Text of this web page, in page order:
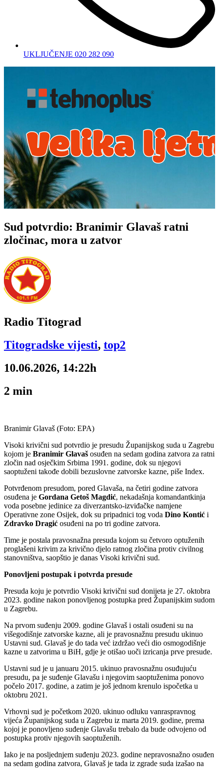
UKLJUČENJE 020 282 090
Sud potvrdio: Branimir Glavaš ratni
zločinac, mora u zatvor
Radio Titograd
Titogradske vijesti, top2
10.06.2026, 14:22h
2 min
Branimir Glavaš (Foto: EPA)
Visoki krivični sud potvrdio je presudu Županijskog suda u Zagrebu
kojom je Branimir Glavaš osuđen na sedam godina zatvora za ratni
zločin nad osječkim Srbima 1991. godine, dok su njegovi
saoptuženi takođe dobili bezuslovne zatvorske kazne, piše Index.
Potvrđenom presudom, pored Glavaša, na četiri godine zatvora
osuđena je Gordana Getoš Magdić, nekadašnja komandantkinja
voda posebne jedinice za diverzantsko-izviđačke namjene
Operativne zone Osijek, dok su pripadnici tog voda Dino Kontić i
Zdravko Dragić osuđeni na po tri godine zatvora.
Time je postala pravosnažna presuda kojom su četvoro optuženih
proglašeni krivim za krivično djelo ratnog zločina protiv civilnog
stanovništva, saopštio je danas Visoki krivični sud.
Ponovljeni postupak i potvrda presude
Presuda koju je potvrdio Visoki krivični sud donijeta je 27. oktobra
2023. godine nakon ponovljenog postupka pred Županijskim sudom
u Zagrebu.
Na prvom suđenju 2009. godine Glavaš i ostali osuđeni su na
višegodišnje zatvorske kazne, ali je pravosnažnu presudu ukinuo
Ustavni sud. Glavaš je do tada već izdržao veći dio osmogodišnje
kazne u zatvorima u BiH, gdje je otišao uoči izricanja prve presude.
Ustavni sud je u januaru 2015. ukinuo pravosnažnu osuđujuću
presudu, pa je suđenje Glavašu i njegovim saoptuženima ponovo
počelo 2017. godine, a zatim je još jednom krenulo ispočetka u
oktobru 2021.
Vrhovni sud je početkom 2020. ukinuo odluku vanraspravnog
vijeća Županijskog suda u Zagrebu iz marta 2019. godine, prema
kojoj je ponovljeno suđenje Glavašu trebalo da bude odvojeno od
postupka protiv njegovih saoptuženih.
Iako je na posljednjem suđenju 2023. godine nepravosnažno osuđen
na sedam godina zatvora, Glavaš je tada iz zgrade suda izašao na